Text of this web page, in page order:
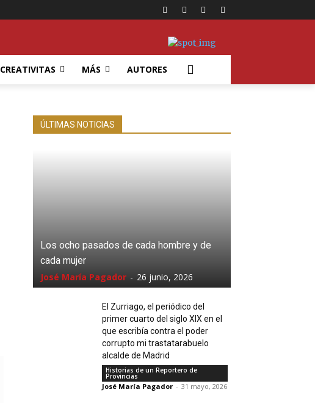
CREATIVITAS MÁS AUTORES
ÚLTIMAS NOTICIAS
Los ocho pasados de cada hombre y de
cada mujer
José María Pagador - 26 junio, 2026
El Zurriago, el periódico del
primer cuarto del siglo XIX en el
que escribía contra el poder
corrupto mi trastatarabuelo
alcalde de Madrid
Historias de un Reportero de
Provincias
José María Pagador - 31 mayo, 2026